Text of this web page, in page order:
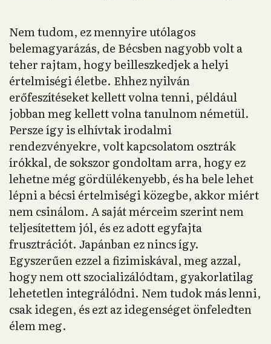
Nem tudom, ez mennyire utólagos
belemagyarázás, de Bécsben nagyobb volt a
teher rajtam, hogy beilleszkedjek a helyi
értelmiségi életbe. Ehhez nyilván
erőfeszítéseket kellett volna tenni, például
jobban meg kellett volna tanulnom németül.
Persze így is elhívtak irodalmi
rendezvényekre, volt kapcsolatom osztrák
írókkal, de sokszor gondoltam arra, hogy ez
lehetne még gördülékenyebb, és ha bele lehet
lépni a bécsi értelmiségi közegbe, akkor miért
nem csinálom. A saját mérceim szerint nem
teljesítettem jól, és ez adott egyfajta
frusztrációt. Japánban ez nincs így.
Egyszerűen ezzel a fizimiskával, meg azzal,
hogy nem ott szocializálódtam, gyakorlatilag
lehetetlen integrálódni. Nem tudok más lenni,
csak idegen, és ezt az idegenséget önfeledten
élem meg.